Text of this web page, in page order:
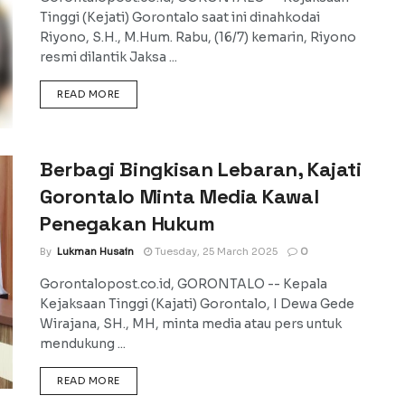
Tinggi (Kejati) Gorontalo saat ini dinahkodai
Riyono, S.H., M.Hum. Rabu, (16/7) kemarin, Riyono
resmi dilantik Jaksa ...
READ MOREDETAILS
Berbagi Bingkisan Lebaran, Kajati
Gorontalo Minta Media Kawal
Penegakan Hukum
By Lukman Husain Tuesday, 25 March 2025 0
Gorontalopost.co.id, GORONTALO -- Kepala
Kejaksaan Tinggi (Kajati) Gorontalo, I Dewa Gede
Wirajana, SH., MH, minta media atau pers untuk
mendukung ...
READ MOREDETAILS